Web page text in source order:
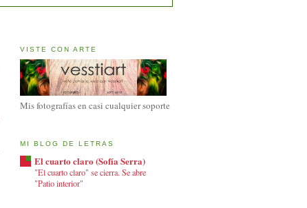
VISTE CON ARTE
Mis fotografías en casi cualquier soporte
MI BLOG DE LETRAS
El cuarto claro (Sofía Serra)
"El cuarto claro" se cierra. Se abre
"Patio interior"